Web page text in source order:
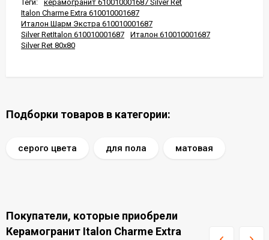
Теги:
керамогранит 610010001687 Silver Ret
Italon Charme Extra 610010001687
Италон Шарм Экстра 610010001687
Silver RetItalon 610010001687
Италон 610010001687
Silver Ret 80x80
Подборки товаров в категории:
серого цвета для пола матовая
Покупатели, которые приобрели
Керамогранит Italon Charme Extra